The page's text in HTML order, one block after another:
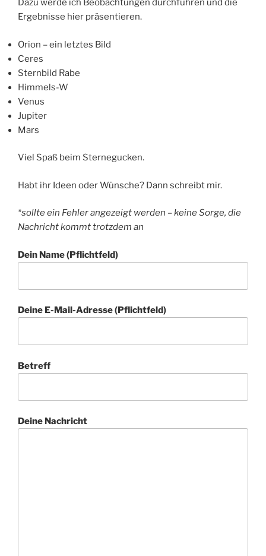
Dazu werde ich Beobachtungen durchführen und die
Ergebnisse hier präsentieren.
Orion – ein letztes Bild
Ceres
Sternbild Rabe
Himmels-W
Venus
Jupiter
Mars
Viel Spaß beim Sternegucken.
Habt ihr Ideen oder Wünsche? Dann schreibt mir.
*sollte ein Fehler angezeigt werden – keine Sorge, die
Nachricht kommt trotzdem an
Dein Name (Pflichtfeld)
Deine E-Mail-Adresse (Pflichtfeld)
Betreff
Deine Nachricht